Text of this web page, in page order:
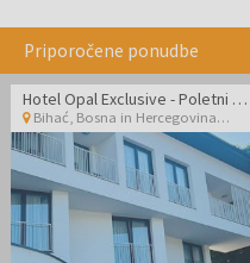
Priporočene ponudbe
Hotel Opal Exclusive - Poletni oddih v Bihaću
Bihać Bosna in Hercegovina